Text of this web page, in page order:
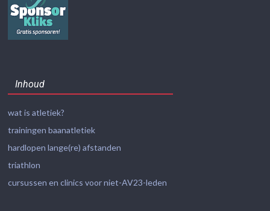
Inhoud
wat is atletiek?
trainingen baanatletiek
hardlopen lange(re) afstanden
triathlon
cursussen en clinics voor niet-AV23-leden